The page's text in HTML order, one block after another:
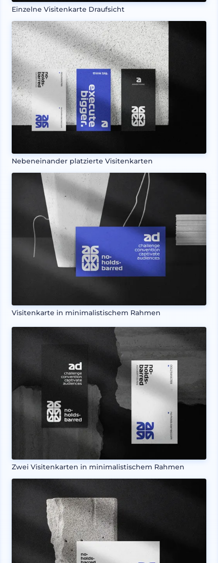
Einzelne Visitenkarte Draufsicht
Nebeneinander platzierte Visitenkarten
Visitenkarte in minimalistischem Rahmen
Zwei Visitenkarten in minimalistischem Rahmen